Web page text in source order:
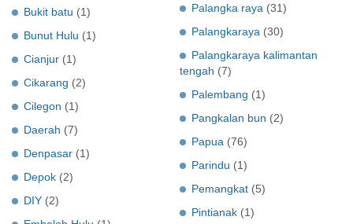
Bukit batu (1)
Bunut Hulu (1)
Cianjur (1)
Cikarang (2)
Cilegon (1)
Daerah (7)
Denpasar (1)
Depok (2)
DIY (2)
Palangka raya (31)
Palangkaraya (30)
Palangkaraya kalimantan
tengah (7)
Palembang (1)
Pangkalan bun (2)
Papua (76)
Parindu (1)
Pemangkat (5)
Pintianak (1)